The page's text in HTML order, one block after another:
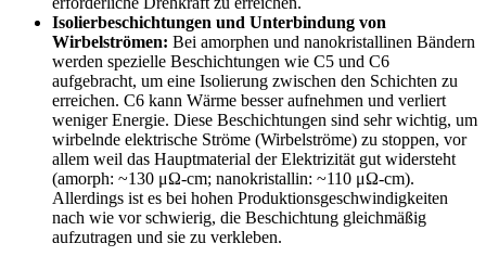
Isolierbeschichtungen und Unterbindung von
Wirbelströmen: Bei amorphen und nanokristallinen Bändern
werden spezielle Beschichtungen wie C5 und C6
aufgebracht, um eine Isolierung zwischen den Schichten zu
erreichen. C6 kann Wärme besser aufnehmen und verliert
weniger Energie. Diese Beschichtungen sind sehr wichtig, um
wirbelnde elektrische Ströme (Wirbelströme) zu stoppen, vor
allem weil das Hauptmaterial der Elektrizität gut widersteht
(amorph: ~130 μΩ-cm; nanokristallin: ~110 μΩ-cm).
Allerdings ist es bei hohen Produktionsgeschwindigkeiten
nach wie vor schwierig, die Beschichtung gleichmäßig
aufzutragen und sie zu verkleben.